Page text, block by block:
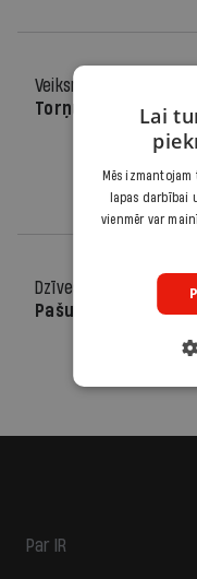
Veiksme
Torņu ielā putotais
Dzīvesstils
Pašu rokām
Par IR
Lai
Mēs
lapas darbībai
vienmēr var